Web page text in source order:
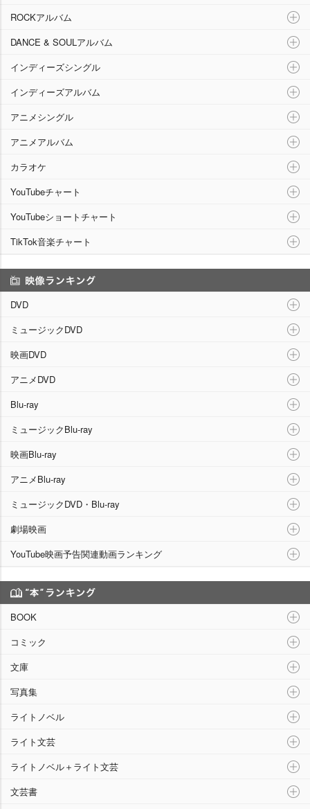
ROCKアルバム
DANCE & SOULアルバム
インディーズシングル
インディーズアルバム
アニメシングル
アニメアルバム
カラオケ
YouTubeチャート
YouTubeショートチャート
TikTok音楽チャート
DVD
ミュージックDVD
映画DVD
アニメDVD
Blu-ray
ミュージックBlu-ray
映画Blu-ray
アニメBlu-ray
ミュージックDVD・Blu-ray
劇場映画
YouTube映画予告関連動画ランキング
BOOK
コミック
文庫
写真集
ライトノベル
ライト文芸
ライトノベル＋ライト文芸
文芸書